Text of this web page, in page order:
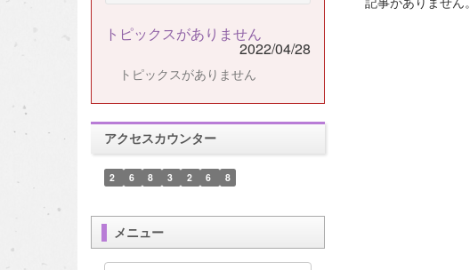
トピックスがありません
2022/04/28
トピックスがありません
アクセスカウンター
2 6 8 3 2 6 8
メニュー